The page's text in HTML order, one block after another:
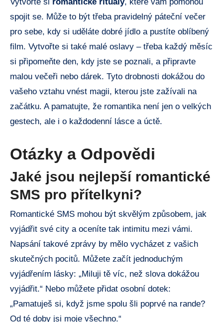
Vytvořte si romantické rituály, které vám pomohou
spojit se. Může to být třeba pravidelný páteční večer
pro sebe, kdy si uděláte dobré jídlo a pustíte oblíbený
film. Vytvořte si také malé oslavy – třeba každý měsíc
si připomeňte den, kdy jste se poznali, a připravte
malou večeři nebo dárek. Tyto drobnosti dokážou do
vašeho vztahu vnést magii, kterou jste zažívali na
začátku. A pamatujte, že romantika není jen o velkých
gestech, ale i o každodenní lásce a úctě.
Otázky a Odpovědi
Jaké jsou nejlepší romantické
SMS pro přítelkyni?
Romantické SMS mohou být skvělým způsobem, jak
vyjádřit své city a oceníte tak intimitu mezi vámi.
Napsání takové zprávy by mělo vycházet z vašich
skutečných pocitů. Můžete začít jednoduchým
vyjádřením lásky: „Miluji tě víc, než slova dokážou
vyjádřit.“ Nebo můžete přidat osobní dotek:
„Pamatuješ si, když jsme spolu šli poprvé na rande?
Od té doby jsi moje všechno.“